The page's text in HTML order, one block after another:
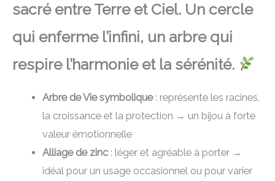
sacré entre Terre et Ciel. Un cercle
qui enferme l’infini, un arbre qui
respire l’harmonie et la sérénité.
Arbre de Vie symbolique: représente les racines,
la croissance et la protection → un bijou à forte
valeur émotionnelle
Alliage de zinc: léger et agréable à porter →
idéal pour un usage occasionnel ou pour varier